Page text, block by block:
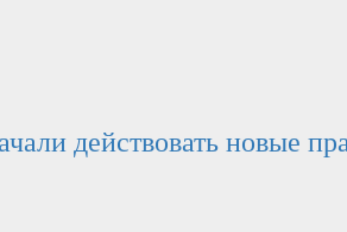
действовать новые